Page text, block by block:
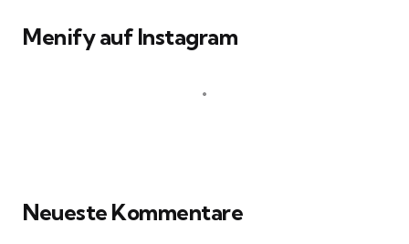
Menify auf Instagram
Neueste Kommentare